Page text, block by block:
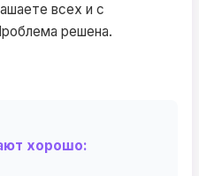
всех и с
решена.
хорошо: